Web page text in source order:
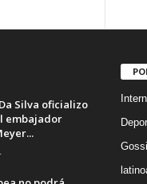
Silva oficializo
embajador